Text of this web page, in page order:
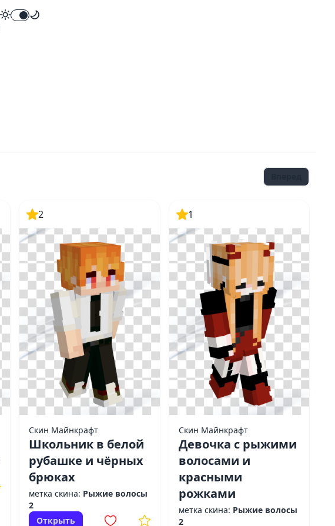
2
Скин Майнкрафт
Школьник в белой
рубашке и чёрных
брюках
метка скина: Рыжие волосы
2
Открыть
1
Скин Майнкрафт
Девочка с рыжими
волосами и
красными
рожками
метка скина: Рыжие волосы
2